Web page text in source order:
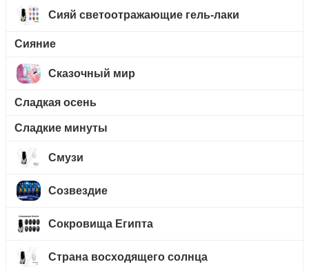
Сияй светоотражающие гель-лаки
Сияние
Сказочный мир
Сладкая осень
Сладкие минуты
Смузи
Созвездие
Сокровища Египта
Страна восходящего солнца